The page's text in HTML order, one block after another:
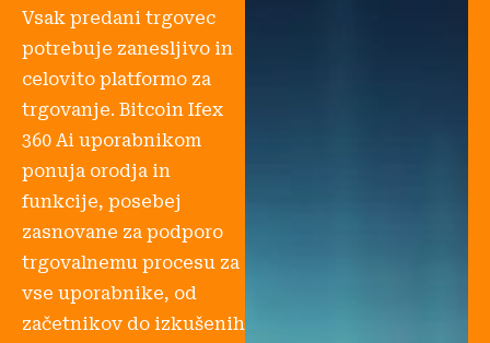
Vsak predani trgovec
potrebuje zanesljivo in
celovito platformo za
trgovanje. Bitcoin Ifex
360 Ai uporabnikom
ponuja orodja in
funkcije, posebej
zasnovane za podporo
trgovalnemu procesu za
vse uporabnike, od
začetnikov do izkušenih